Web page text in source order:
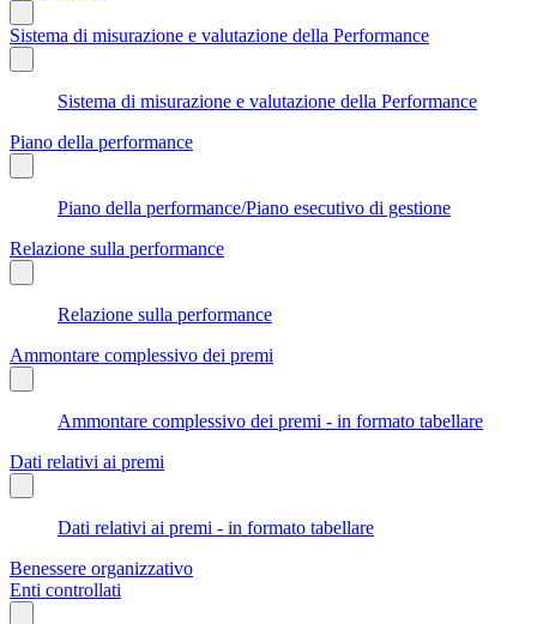
Sistema di misurazione e valutazione della Performance
Sistema di misurazione e valutazione della Performance
Piano della performance
Piano della performance/Piano esecutivo di gestione
Relazione sulla performance
Relazione sulla performance
Ammontare complessivo dei premi
Ammontare complessivo dei premi - in formato tabellare
Dati relativi ai premi
Dati relativi ai premi - in formato tabellare
Benessere organizzativo
Enti controllati